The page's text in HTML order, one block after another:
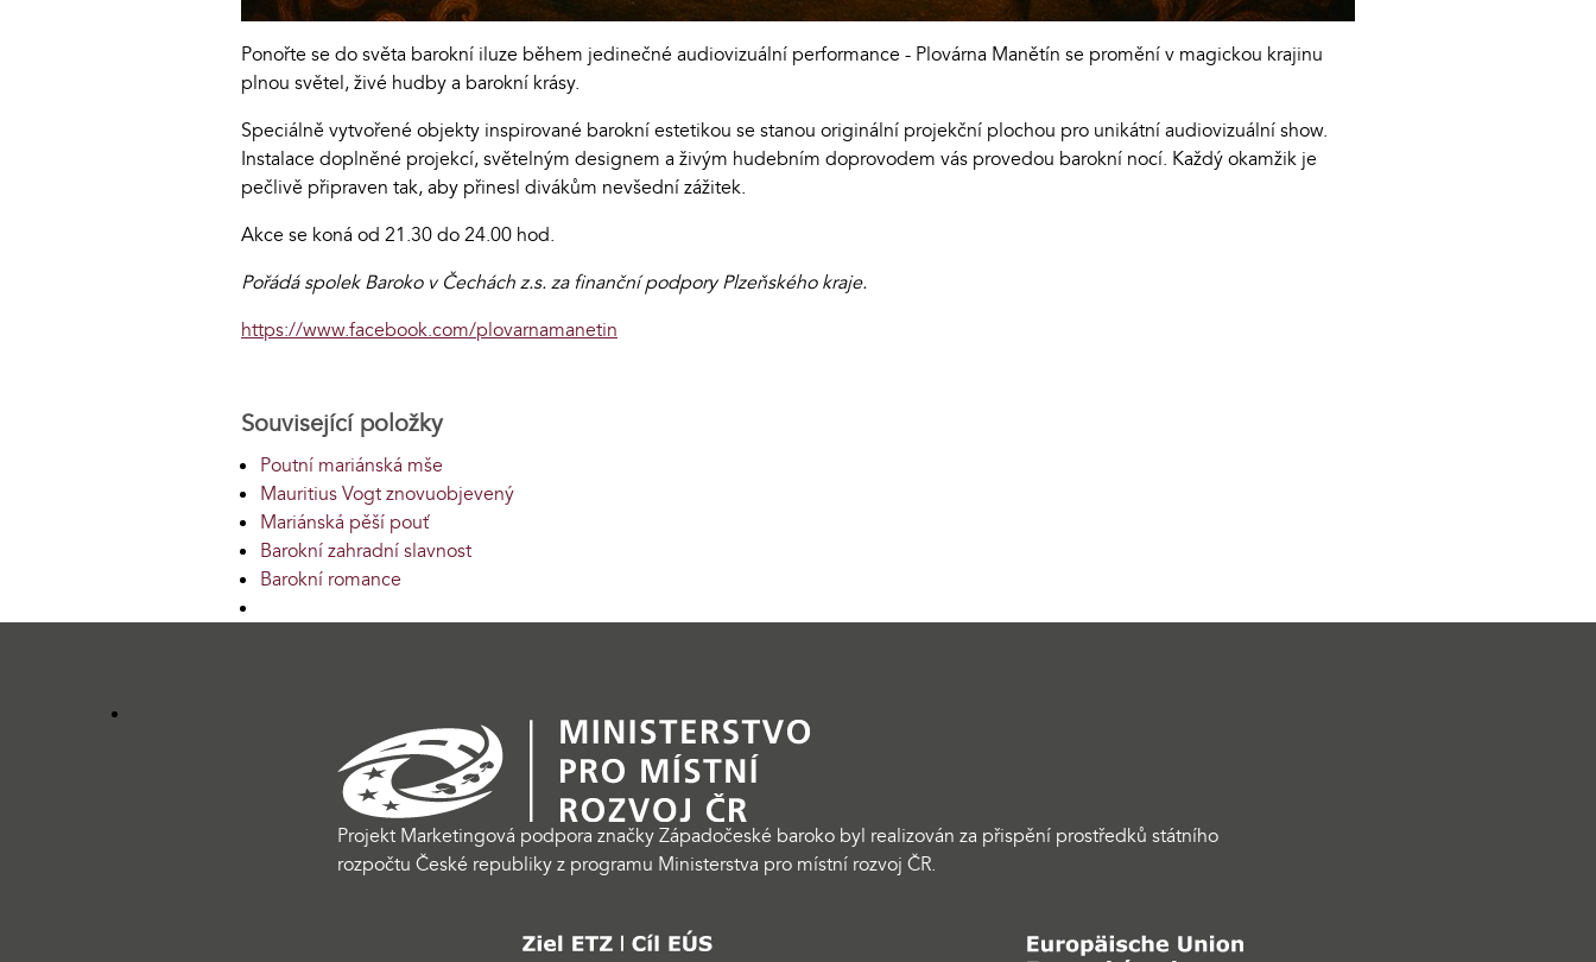
Ponořte se do světa barokní iluze během jedinečné audiovizuální performance - Plovárna Manětín se promění v magickou krajinu
plnou světel, živé hudby a barokní krásy.
Speciálně vytvořené objekty inspirované barokní estetikou se stanou originální projekční plochou pro unikátní audiovizuální show.
Instalace doplněné projekcí, světelným designem a živým hudebním doprovodem vás provedou barokní nocí. Každý okamžik je
pečlivě připraven tak, aby přinesl divákům nevšední zážitek.
Akce se koná od 21.30 do 24.00 hod.
Pořádá spolek Baroko v Čechách z.s. za finanční podpory Plzeňského kraje.
https://www.facebook.com/plovarnamanetin
Související položky
Poutní mariánská mše
Mauritius Vogt znovuobjevený
Mariánská pěší pouť
Barokní zahradní slavnost
Barokní romance
Projekt Marketingová podpora značky Západočeské baroko byl realizován za přispění prostředků státního
rozpočtu České republiky z programu Ministerstva pro místní rozvoj ČR.